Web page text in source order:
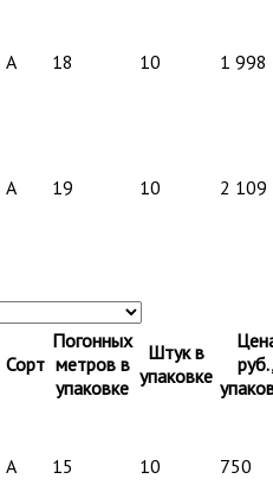
A 18 10 1 998
A 19 10 2 109
Сорт
Погонных
метров в
упаковке
Штук в
упаковке
A 15 10 750